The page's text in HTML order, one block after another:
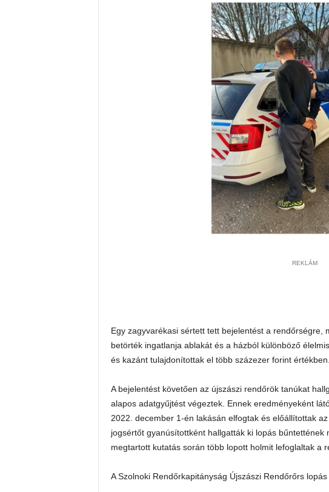
REKLÁM
Egy zagyvarékasi sértett tett bejelentést a rendőrségre,
betörték ingatlanja ablakát és a házból különböző
és kazánt tulajdonítottak el több százezer forint értékben.
A bejelentést követően az újszászi rendőrök tanúkat
alapos adatgyűjtést végeztek. Ennek eredményeként
2022. december 1-én lakásán elfogtak és előállítottak
jogsértőt gyanúsítottként hallgatták ki lopás bűntettének
megtartott kutatás során több lopott holmit lefoglaltak a
A Szolnoki Rendőrkapitányság Újszászi Rendőrőrs